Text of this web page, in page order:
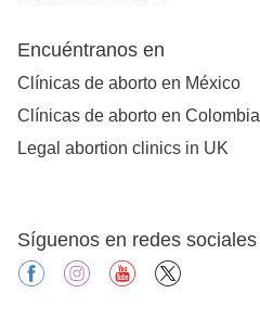
Encuéntranos en
Clínicas de aborto en México
Clínicas de aborto en Colombia
Legal abortion clinics in UK
Síguenos en redes sociales
facebookinstagramyoutube